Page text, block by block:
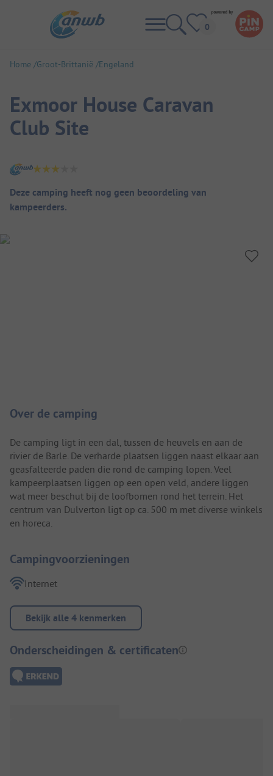
Home Groot-Brittanië Engeland
Exmoor House Caravan
Club Site
Camping overzicht
Deze camping heeft nog geen beoordeling van
kampeerders.
Over de camping
De camping ligt in een dal, tussen de heuvels en aan de
rivier de Barle. De verharde plaatsen liggen naast elkaar aan
geasfalteerde paden die rond de camping lopen. Veel
kampeerplaatsen liggen op een open veld, andere liggen
wat meer beschut bij de loofbomen rond het terrein. Het
centrum van Dulverton ligt op ca. 500 m met diverse winkels
en horeca.
Campingvoorzieningen
Internet
Bekijk alle 4 kenmerken
Onderscheidingen & certificaten